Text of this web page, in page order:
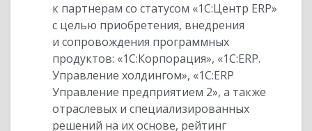
к партнерам со статусом «1С:Центр ERP»
с целью приобретения, внедрения
и сопровождения программных
продуктов: «1С:Корпорация», «1С:ERP.
Управление холдингом», «1С:ERP
Управление предприятием 2», а также
отраслевых и специализированных
решений на их основе, рейтинг